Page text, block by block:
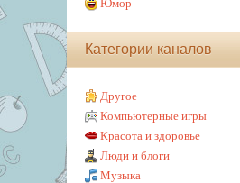
Юмор
Категории каналов
Другое
Компьютерные игры
Красота и здоровье
Люди и блоги
Музыка